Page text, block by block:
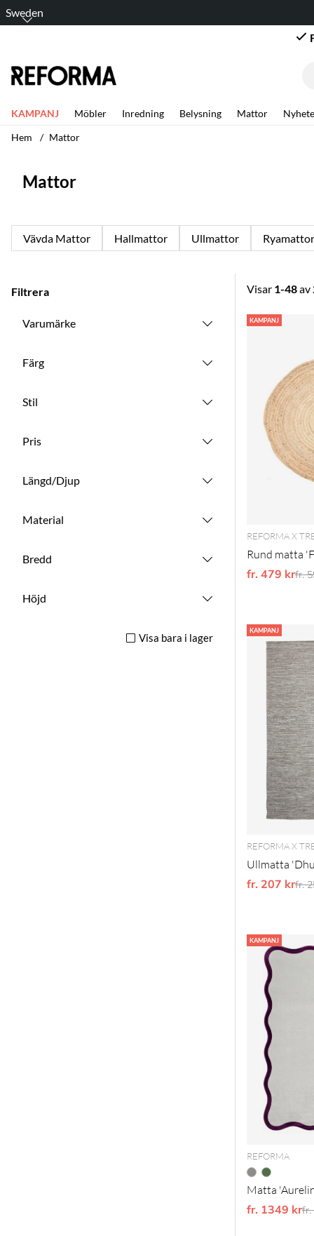
Sweden
KAMPANJ Möbler Inredning Belysning Mattor
Hem
Mattor
Mattor
Vävda Mattor Hallmattor Ullmattor Ryamattor
Filtrera
Varumärke
Färg
Stil
Pris
Längd/Djup
Material
Bredd
Höjd
Visa bara i lager
Visar 1-48av
Produkter
KAMPANJ
REFORMA X
Rund matta
fr. 479 krfr.
KAMPANJ
REFORMA X
Ullmatta
fr. 207 krfr.
KAMPANJ
REFORMA
Matta
fr. 1349 krfr.